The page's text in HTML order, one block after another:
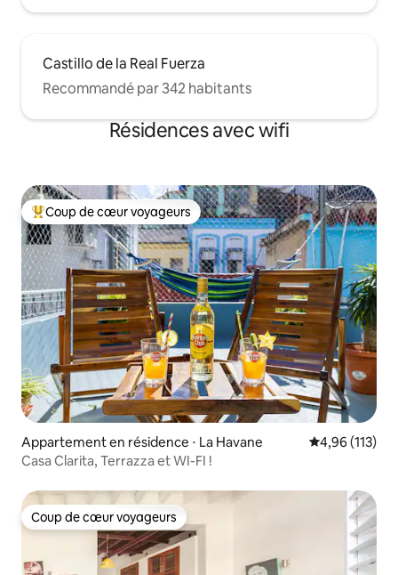
Castillo de la Real Fuerza
Recommandé par 342 habitants
Résidences avec wifi
Coups de cœur voyageurs les plus appréciés
Coup de cœur voyageurs
Appartement en résidence ⋅ La Havane Évaluation
4,96 (113)
Casa Clarita, Terrazza et WI-FI !
Coup de cœur voyageurs
Coup de cœur voyageurs